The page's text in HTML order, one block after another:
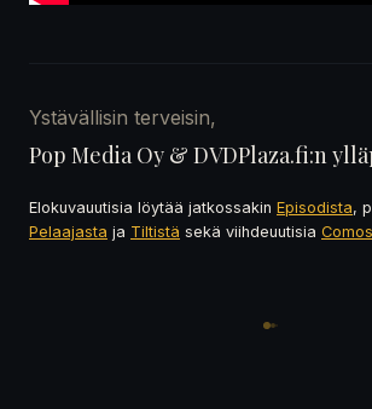
Ystävällisin terveisin,
Pop Media Oy & DVDPlaza.fi:n
Elokuvauutisia löytää jatkossakin Episodista,
Pelaajasta ja Tiltistä sekä viihdeuutisia